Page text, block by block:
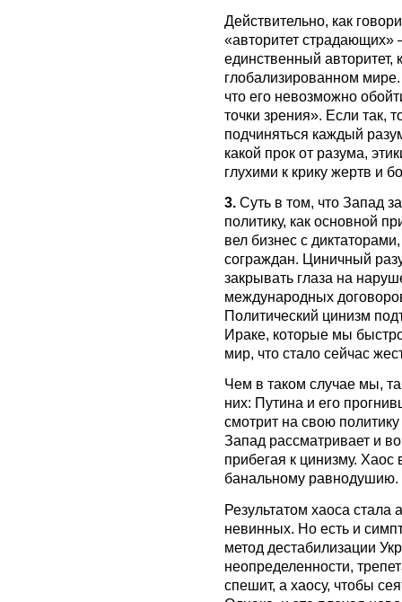
Действительно, как
«авторитет страдающих»
единственный
глобализированном
что его невозможно
точки зрения». Если так,
подчиняться каждый
какой прок от разума,
глухими к крику жертв и
3. Суть в том, что Запад
политику, как основной
вел бизнес с
сограждан. Циничный
закрывать глаза на
международных
Политический цинизм
Ираке, которые мы
мир, что стало сейчас
Чем в таком случае мы,
них: Путина и его
смотрит на свою
Запад рассматривает и
прибегая к цинизму.
банальному равнодушию.
Результатом хаоса стала
невинных. Но есть и
метод дестабилизации
неопределенности,
спешит, а хаосу, чтобы